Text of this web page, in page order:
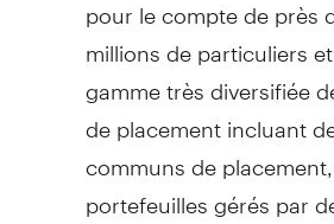
millions de particuliers
gamme très diversifiée
de placement incluant
communs de
portefeuilles gérés par